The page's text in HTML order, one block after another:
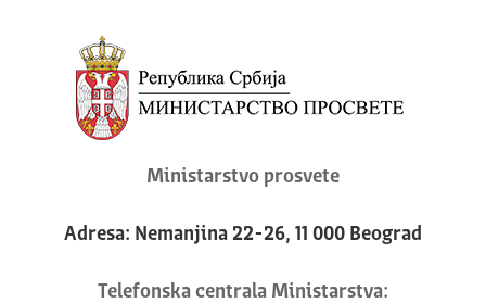
Ministarstvo prosvete
Adresa: Nemanjina 22-26, 11 000 Beograd
Telefonska centrala Ministarstva: